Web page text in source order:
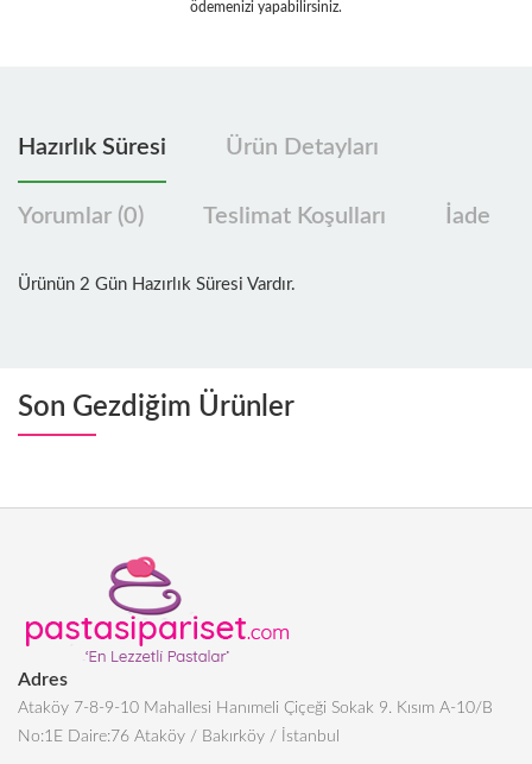
ödemenizi yapabilirsiniz.
Hazırlık Süresi Ürün Detayları
Yorumlar (0) Teslimat Koşulları İade
Ürünün 2 Gün Hazırlık Süresi Vardır.
Son Gezdiğim Ürünler
Adres
Ataköy 7-8-9-10 Mahallesi Hanımeli Çiçeği Sokak 9. Kısım A-10/B
No:1E Daire:76 Ataköy / Bakırköy / İstanbul